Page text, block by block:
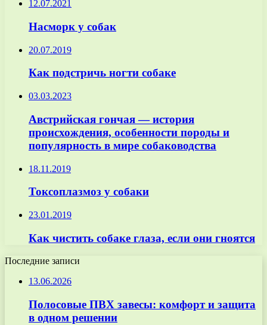
12.07.2021
Насморк у собак
20.07.2019
Как подстричь ногти собаке
03.03.2023
Австрийская гончая — история
происхождения, особенности породы и
популярность в мире собаководства
18.11.2019
Токсоплазмоз у собаки
23.01.2019
Как чистить собаке глаза, если они гноятся
Последние записи
13.06.2026
Полосовые ПВХ завесы: комфорт и защита
в одном решении